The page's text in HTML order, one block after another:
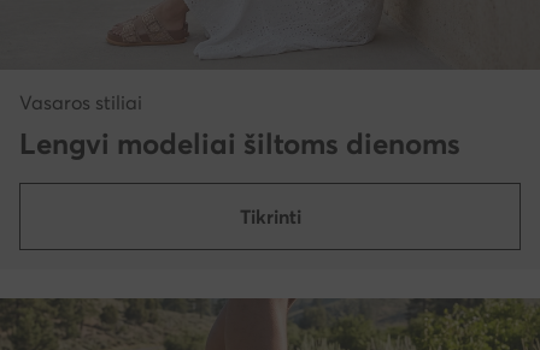
Vasaros stiliai
Lengvi modeliai šiltoms dienoms
Tikrinti